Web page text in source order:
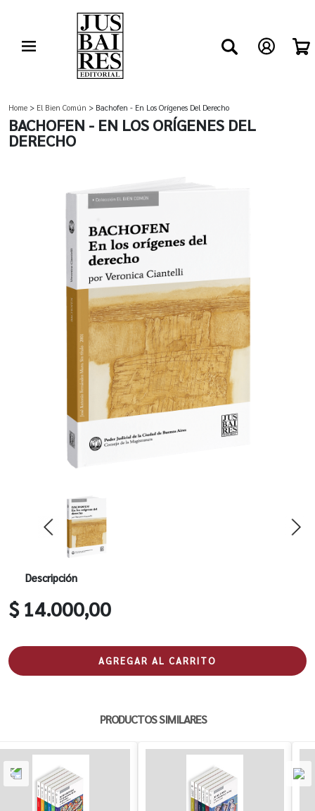
Home > El Bien Común > Bachofen - En Los Orígenes Del Derecho
BACHOFEN - EN LOS ORÍGENES DEL
DERECHO
Descripción
$ 14.000,00
AGREGAR AL CARRITO
PRODUCTOS SIMILARES